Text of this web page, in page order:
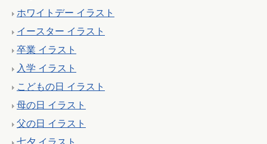
ホワイトデー イラスト
イースター イラスト
卒業 イラスト
入学 イラスト
こどもの日 イラスト
母の日 イラスト
父の日 イラスト
七夕 イラスト